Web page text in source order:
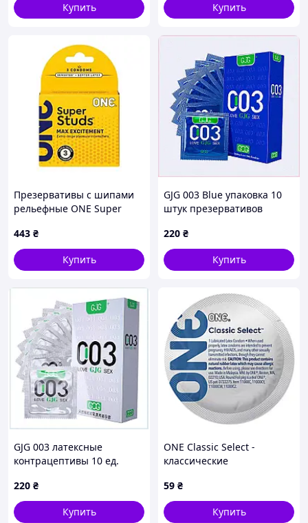
Купить
Купить
Презервативы с шипами
рельефные ONE Super
443 ₴
Купить
GJG 003 Blue упаковка 10
штук презервативов
90T295CP26
220 ₴
Купить
GJG 003 латексные
контрацептивы 10 ед.
220 ₴
Купить
ONE Classic Select -
классические
59 ₴
Купить